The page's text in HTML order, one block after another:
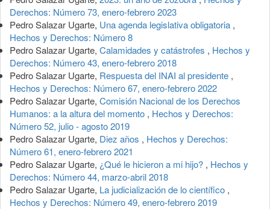
Derechos: Número 73, enero-febrero 2023
Pedro Salazar Ugarte, Una agenda legislativa obligatoria ,
Hechos y Derechos: Número 8
Pedro Salazar Ugarte, Calamidades y catástrofes , Hechos y
Derechos: Número 43, enero-febrero 2018
Pedro Salazar Ugarte, Respuesta del INAI al presidente ,
Hechos y Derechos: Número 67, enero-febrero 2022
Pedro Salazar Ugarte, Comisión Nacional de los Derechos
Humanos: a la altura del momento , Hechos y Derechos:
Número 52, julio - agosto 2019
Pedro Salazar Ugarte, Diez años , Hechos y Derechos:
Número 61, enero-febrero 2021
Pedro Salazar Ugarte, ¿Qué le hicieron a mi hijo? , Hechos y
Derechos: Número 44, marzo-abril 2018
Pedro Salazar Ugarte, La judicialización de lo científico ,
Hechos y Derechos: Número 49, enero-febrero 2019